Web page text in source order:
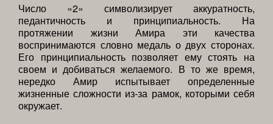
Число «2» символизирует аккуратность,
педантичность и принципиальность. На
протяжении жизни Амира эти качества
воспринимаются словно медаль о двух сторонах.
Его принципиальность позволяет ему стоять на
своем и добиваться желаемого. В то же время,
нередко Амир испытывает определенные
жизненные сложности из-за рамок, которыми себя
окружает.